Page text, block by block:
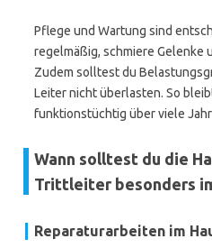
Pflege und Wartung sind
regelmäßig, schmiere Gelenke
Zudem solltest du
Leiter nicht überlasten. So
funktionstüchtig über viele
Wann solltest du die
Trittleiter besonders
Reparaturarbeiten im